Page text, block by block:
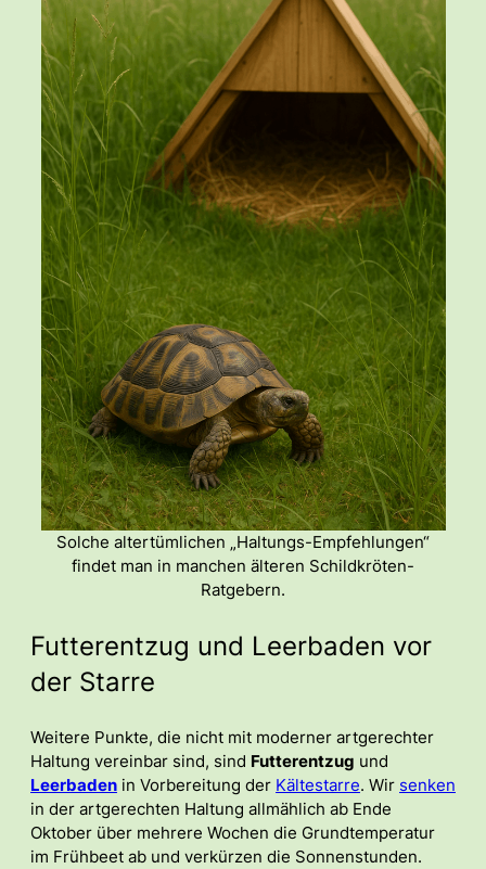
Solche altertümlichen „Haltungs-Empfehlungen“
findet man in manchen älteren Schildkröten-
Ratgebern.
Futterentzug und Leerbaden vor
der Starre
Weitere Punkte, die nicht mit moderner artgerechter
Haltung vereinbar sind, sind Futterentzug und
Leerbaden in Vorbereitung der Kältestarre. Wir senken
in der artgerechten Haltung allmählich ab Ende
Oktober über mehrere Wochen die Grundtemperatur
im Frühbeet ab und verkürzen die Sonnenstunden.